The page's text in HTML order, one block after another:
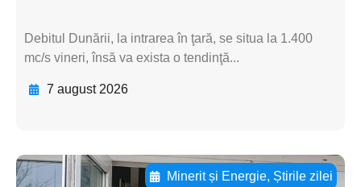
Debitul Dunării, la intrarea în ţară, se situa la 1.400
mc/s vineri, însă va exista o tendinţă...
7 august 2026
Minerit și Energie, Știrile zilei